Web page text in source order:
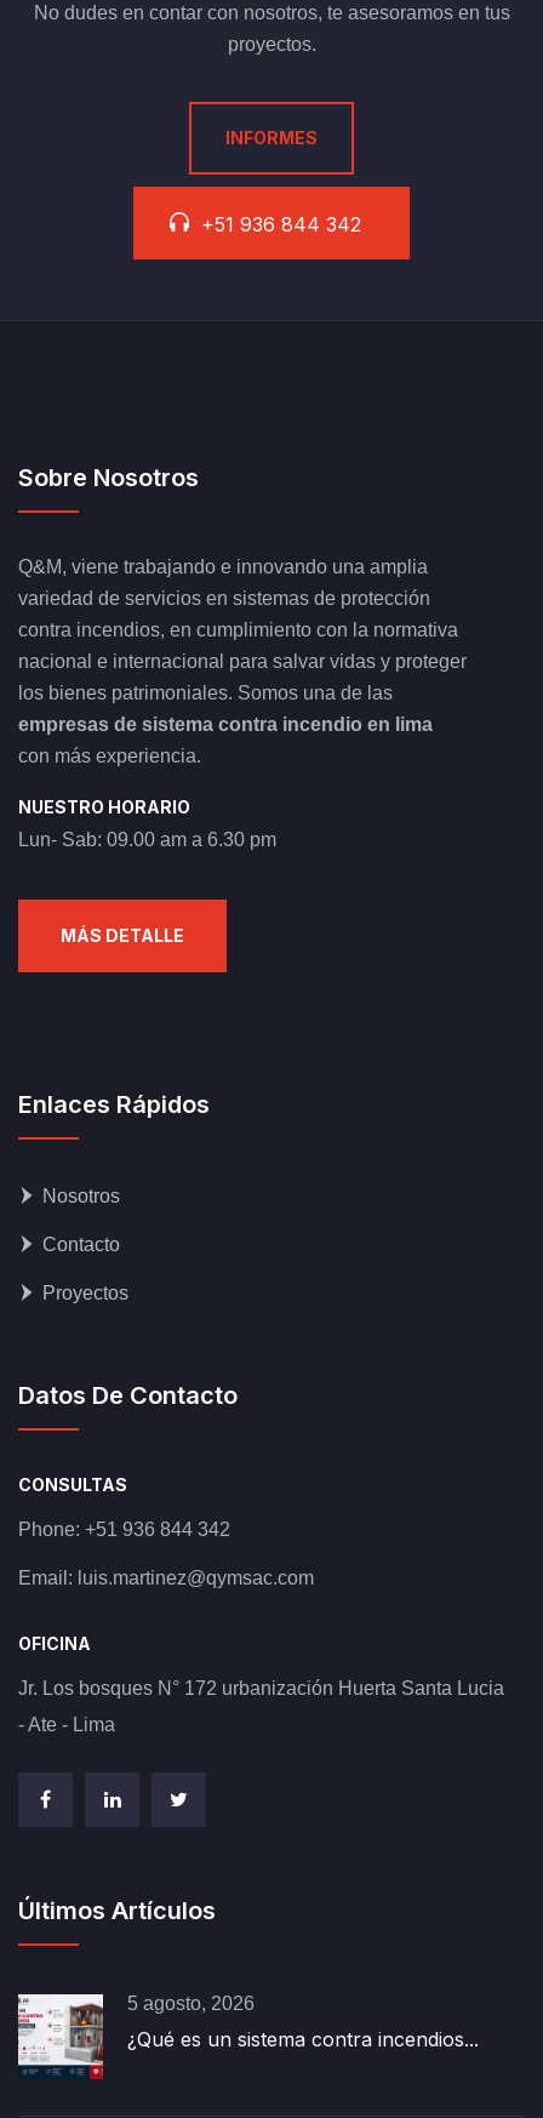
No dudes en contar con nosotros, te asesoramos en tus
proyectos.
INFORMES
+51 936 844 342
Sobre Nosotros
Q&M, viene trabajando e innovando una amplia
variedad de servicios en sistemas de protección
contra incendios, en cumplimiento con la normativa
nacional e internacional para salvar vidas y proteger
los bienes patrimoniales. Somos una de las
empresas de sistema contra incendio en lima
con más experiencia.
NUESTRO HORARIO
Lun- Sab: 09.00 am a 6.30 pm
MÁS DETALLE
Enlaces Rápidos
Nosotros
Contacto
Proyectos
Datos De Contacto
CONSULTAS
Phone: +51 936 844 342
Email: luis.martinez@qymsac.com
OFICINA
Jr. Los bosques N° 172 urbanización Huerta Santa Lucia
- Ate - Lima
Últimos Artículos
5 agosto, 2026
¿Qué es un sistema contra incendios...